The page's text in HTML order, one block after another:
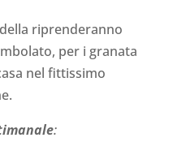
riprenderanno
per i granata
nel fittissimo
: